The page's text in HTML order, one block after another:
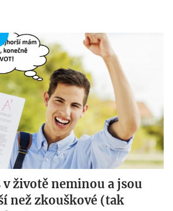
v životě neminou a jsou
než zkouškové (tak